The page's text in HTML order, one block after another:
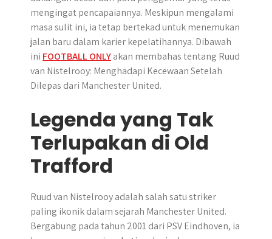
mengingat pencapaiannya. Meskipun mengalami
masa sulit ini, ia tetap bertekad untuk menemukan
jalan baru dalam karier kepelatihannya. Dibawah
ini FOOTBALL ONLYakan membahas tentang Ruud
van Nistelrooy: Menghadapi Kecewaan Setelah
Dilepas dari Manchester United.
Legenda yang Tak
Terlupakan di Old
Trafford
Ruud van Nistelrooy adalah salah satu striker
paling ikonik dalam sejarah Manchester United.
Bergabung pada tahun 2001 dari PSV Eindhoven, ia